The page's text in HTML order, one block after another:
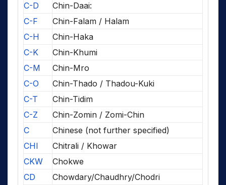
C-D
Chin-Daai:
C-F
Chin-Falam / Halam
C-H
Chin-Haka
C-K
Chin-Khumi
C-M
Chin-Mro
C-O
Chin-Thado / Thadou-Kuki
C-T
Chin-Tidim
C-Z
Chin-Zomin / Zomi-Chin
C
Chinese (not further specified)
CHI
Chitrali / Khowar
CKW
Chokwe
CD
Chowdary/Chaudhry/Chodri